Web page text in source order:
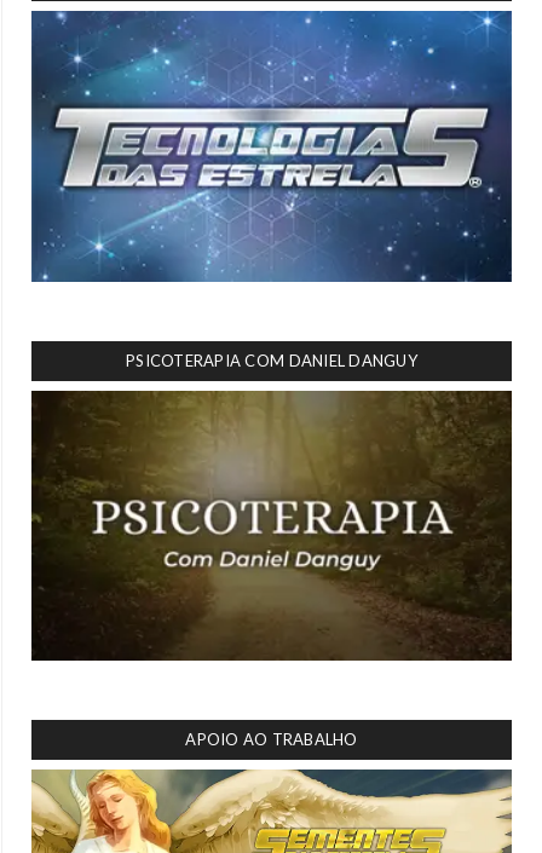
PSICOTERAPIA COM DANIEL DANGUY
APOIO AO TRABALHO